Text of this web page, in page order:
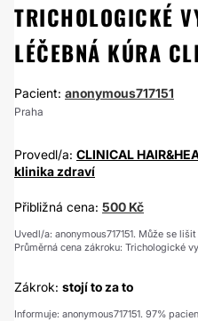
TRICHOLOGICKÉ
LÉČEBNÁ KÚRA
Pacient: anonymous717151
Praha
Provedl/a: CLINICAL
klinika zdraví
Přibližná cena: 500 Kč
Uvedl/a: anonymous717151. Může se
Průměrná cena zákroku: Trichologické
Zákrok: stojí to za to
Informuje: anonymous717151. 97%